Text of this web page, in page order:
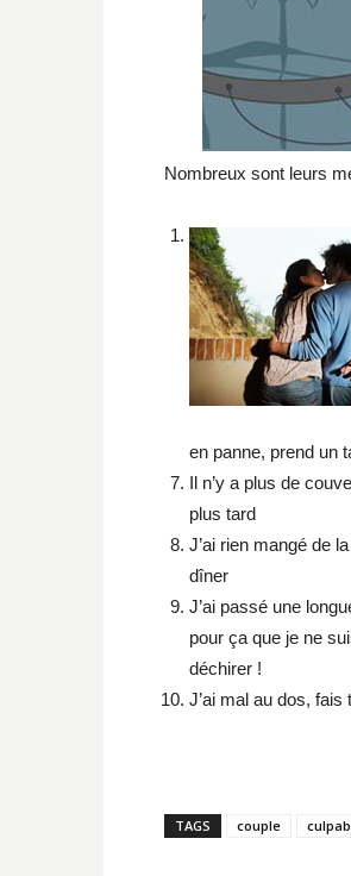
Nombreux sont leurs
en panne, prend un
Il n’y a plus de
plus tard
J’ai rien mangé de
dîner
J’ai passé une
pour ça que je ne
déchirer !
J’ai mal au dos,
TAGS couple